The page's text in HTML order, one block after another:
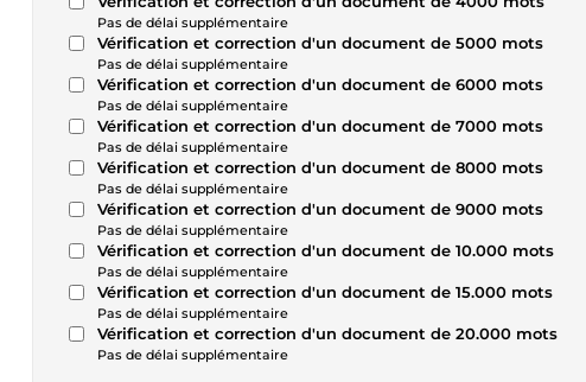
Pas de délai supplémentaire
Vérification et correction d'un document de 5000 mots
Pas de délai supplémentaire
Vérification et correction d'un document de 6000 mots
Pas de délai supplémentaire
Vérification et correction d'un document de 7000 mots
Pas de délai supplémentaire
Vérification et correction d'un document de 8000 mots
Pas de délai supplémentaire
Vérification et correction d'un document de 9000 mots
Pas de délai supplémentaire
Vérification et correction d'un document de 10.000 mots
Pas de délai supplémentaire
Vérification et correction d'un document de 15.000 mots
Pas de délai supplémentaire
Vérification et correction d'un document de 20.000 mots
Pas de délai supplémentaire